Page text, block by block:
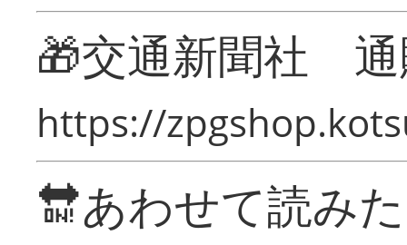
🎁交通新聞社
https://
🔛あわせて読み